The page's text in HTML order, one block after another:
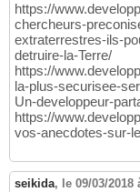
https://
chercheurs-
extraterrestres-ils-
detruire-la-Terre/
https://
la-plus-securisee-
Un-developpeur-
https://
vos-anecdotes-sur-
seikida, le 09/03/2018